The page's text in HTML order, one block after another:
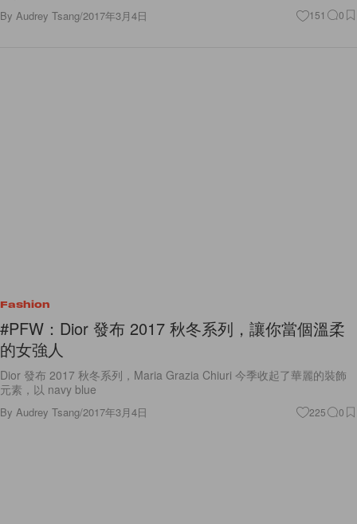
By Audrey Tsang/2017年3月4日 151 0
Fashion
#PFW：Dior 發布 2017 秋冬系列，讓你當個溫柔
的女強人
Dior 發布 2017 秋冬系列，Maria Grazia Chiuri 今季收起了華麗的裝飾
元素，以 navy blue
By Audrey Tsang/2017年3月4日 225 0